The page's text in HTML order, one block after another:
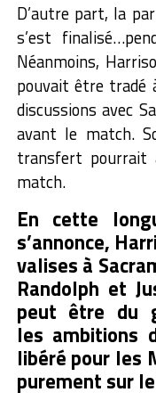
D’autre part, la
s’est
Néanmoins,
pouvait être tradé
discussions avec
avant le match.
transfert pourrait
match.
En cette
s’annonce,
valises à
Randolph et
peut être du
les ambitions
libéré pour les
purement sur